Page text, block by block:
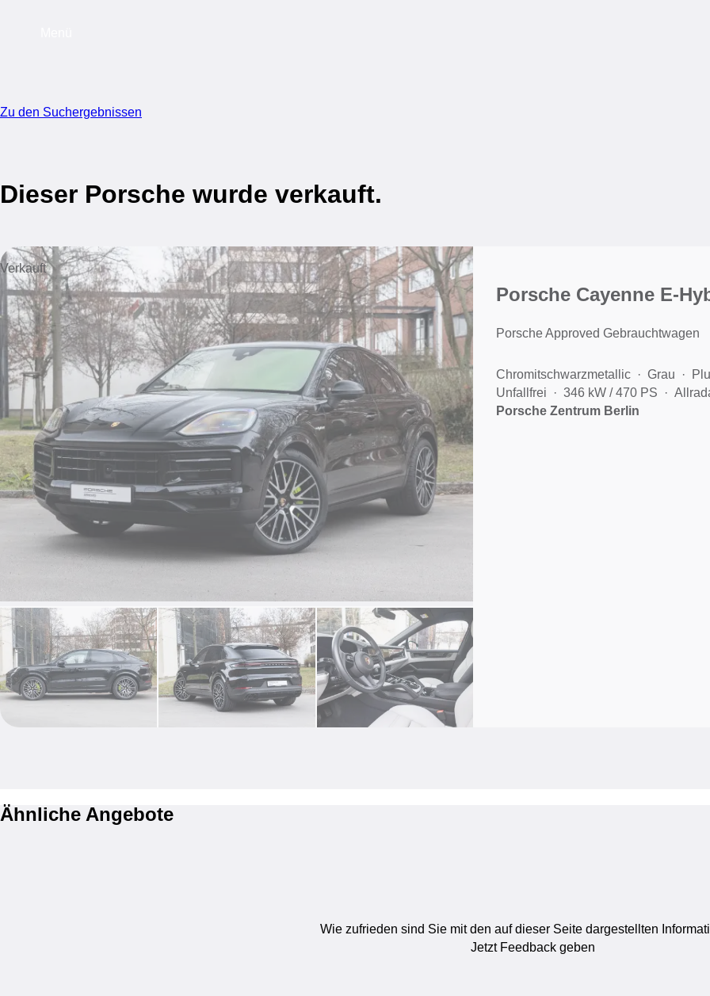
Zu den Suchergebnissen
Dieser Porsche wurde verkauft.
Verkauft
Porsche Cayenne E-
Porsche Approved Gebrauchtwagen
Chromitschwarzmetallic Grau
Unfallfrei
346 kW / 470 PS
Porsche Zentrum Berlin
Ähnliche Angebote
Wie zufrieden sind Sie mit den auf dieser Seite dargestellten
Jetzt Feedback geben